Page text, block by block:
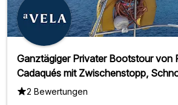
Ganztägiger Privater Bootstour von
Cadaqués mit Zwischenstopp,
2 Bewertungen